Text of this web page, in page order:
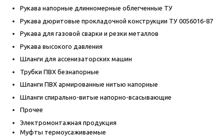
Рукава напорные длинномерные облегченные ТУ
Рукава дюритовые прокладочной конструкции ТУ 0056016-87
Рукава для газовой сварки и резки металлов
Рукава высокого давления
Шланги для ассенизаторских машин
Трубки ПВХ безнапорные
Шланги ПВХ армированные нитью напорные
Шланги спирально-витые напорно-всасывающие
Прочее
Электромонтажная продукция
Муфты термоусаживаемые